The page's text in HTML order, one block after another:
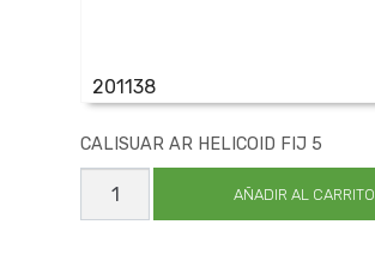
201138
CALISUAR AR HELICOID FIJ 5
CALISUAR
HELICOID
AÑADIR AL CARRITO